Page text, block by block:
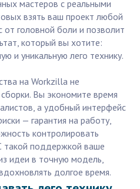
мастеров с реальными
взять ваш проект любой
от головной боли и позволит
который вы хотите:
и уникальную лего технику.
на Workzilla не
Вы экономите время
а удобный интерфейс
— гарантия на работу,
контролировать
такой поддержкой ваше
идеи в точную модель,
долгое время.